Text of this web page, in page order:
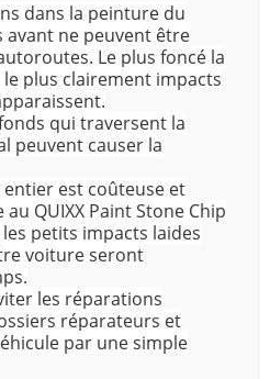
dans la peinture du
avant ne peuvent être
Le plus foncé la
plus clairement impacts
qui traversent la
peuvent causer la
est coûteuse et
QUIXX Paint Stone Chip
petits impacts laides
voiture seront
les réparations
réparateurs et
par une simple